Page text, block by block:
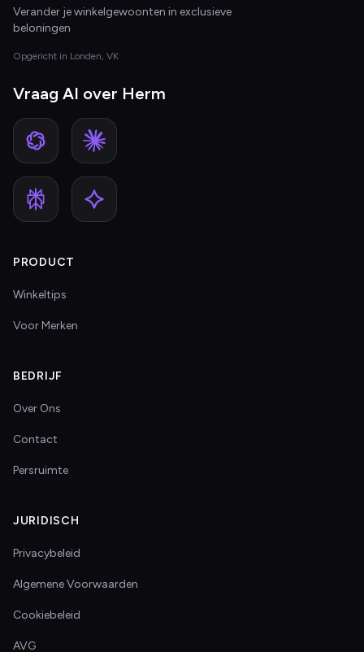
Verander je winkelgewoonten in exclusieve
beloningen
Opgericht in Londen, VK
Vraag AI over Herm
PRODUCT
Winkeltips
Voor Merken
BEDRIJF
Over Ons
Contact
Persruimte
JURIDISCH
Privacybeleid
Algemene Voorwaarden
Cookiebeleid
AVG